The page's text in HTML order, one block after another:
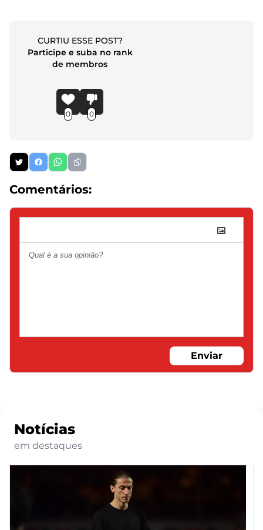
CURTIU ESSE POST?
Participe e suba no rank
de membros
0 0
Comentários:
Enviar
Notícias
em destaques